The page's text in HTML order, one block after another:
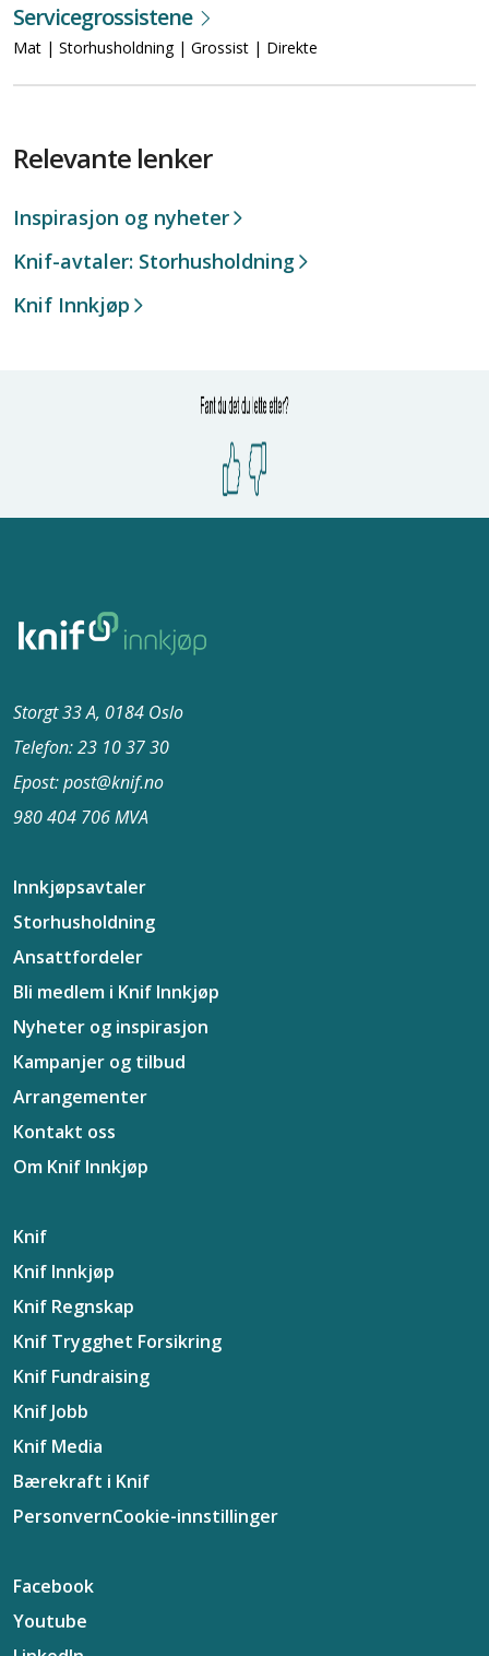
Servicegrossistene
Mat | Storhusholdning | Grossist | Direkte
Relevante lenker
Inspirasjon og nyheter
Knif-avtaler: Storhusholdning
Knif Innkjøp
Storgt 33 A, 0184 Oslo
Telefon: 23 10 37​ 30
Epost: post@knif.no
980 404 706 MVA
Innkjøpsavtaler
Storhusholdning
Ansattfordeler
Bli medlem i Knif Innkjøp
Nyheter og inspirasjon
Kampanjer og tilbud
Arrangementer
Kontakt oss
Om Knif Innkjøp
Knif
Knif Innkjøp
Knif Regnskap
Knif Trygghet Forsikring
Knif Fundraising
Knif Jobb
Knif Media
Bærekraft i Knif
PersonvernCookie-innstillinger
Facebook
Youtube